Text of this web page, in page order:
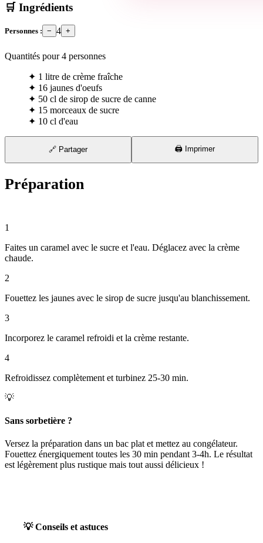
🛒 Ingrédients
Personnes : − 4 +
Quantités pour4 personnes
✦ 1 litre de crème fraîche
✦ 16 jaunes d'oeufs
✦ 50 cl de sirop de sucre de canne
✦ 15 morceaux de sucre
✦ 10 cl d'eau
🔗 Partager 🖨️ Imprimer
Préparation
1
Faites un caramel avec le sucre et l'eau. Déglacez avec la crème
chaude.
2
Fouettez les jaunes avec le sirop de sucre jusqu'au blanchissement.
3
Incorporez le caramel refroidi et la crème restante.
4
Refroidissez complètement et turbinez 25-30 min.
💡
Sans sorbetière ?
Versez la préparation dans un bac plat et mettez au congélateur.
Fouettez énergiquement toutes les 30 min pendant 3-4h. Le résultat
est légèrement plus rustique mais tout aussi délicieux !
💡 Conseils et astuces